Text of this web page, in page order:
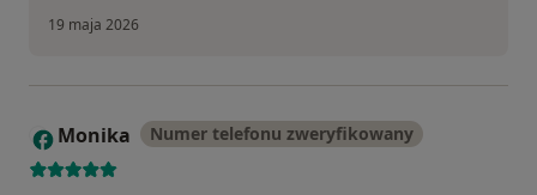
19 maja 2026
M Monika Numer telefonu zweryfikowany